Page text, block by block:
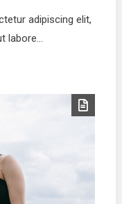
adipiscing elit,
labore…